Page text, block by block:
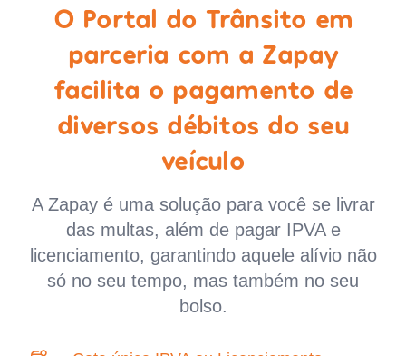
O Portal do Trânsito em
parceria com a Zapay
facilita o pagamento de
diversos débitos do seu
veículo
A Zapay é uma solução para você se livrar
das multas, além de pagar IPVA e
licenciamento, garantindo aquele alívio não
só no seu tempo, mas também no seu
bolso.